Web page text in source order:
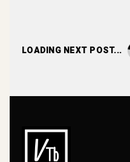
LOADING NEXT POST...